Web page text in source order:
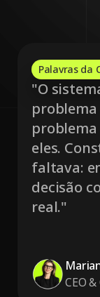
Palavras da
"O
eles.
faltava:
decisão
real."
CEO
0
9
4
3
7
6
4
0
9